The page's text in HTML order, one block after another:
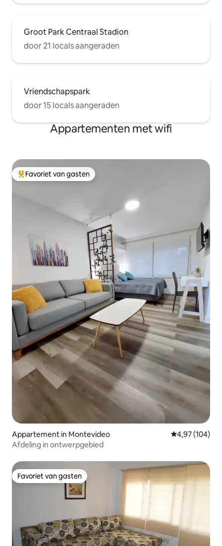
Groot Park Centraal Stadion
door 21 locals aangeraden
Vriendschapspark
door 15 locals aangeraden
Appartementen met wifi
Topfavoriet van gasten
Favoriet van gasten
Appartement in Montevideo Gemiddelde
4,97 (104)
Afdeling in ontwerpgebied
Favoriet van gasten
Favoriet van gasten